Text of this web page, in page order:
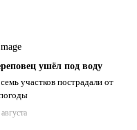
ушёл под воду
участков пострадали от